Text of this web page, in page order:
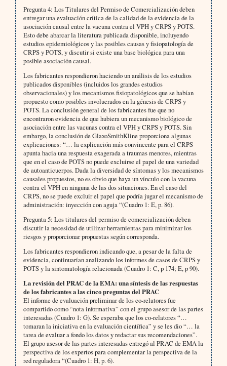
Pregunta 4: Los Titulares del Permiso de Comercialización deben
entregar una evaluación crítica de la calidad de la evidencia de la
asociación causal entre la vacuna contra el VPH y CRPS y POTS.
Esto debe abarcar la literatura publicada disponible, incluyendo
estudios epidemiológicos y las posibles causas y fisiopatología de
CRPS y POTS, y discutir si existe una base biológica para una
posible asociación causal.
Los fabricantes respondieron haciendo un análisis de los estudios
publicados disponibles (incluidos los grandes estudios
observacionales) y los mecanismos fisiopatológicos que se habían
propuesto como posibles involucrados en la génesis de CRPS y
POTS. La conclusión general de los fabricantes fue que no
encontraron evidencia de que hubiera un mecanismo biológico de
asociación entre las vacunas contra el VPH y CRPS y POTS. Sin
embargo, la conclusión de GlaxoSmithKline proporciona algunas
explicaciones: “… la explicación más convincente para el CRPS
apunta hacia una respuesta exagerada a traumas menores, mientras
que en el caso de POTS no puede excluirse el papel de una variedad
de autoanticuerpos. Dada la diversidad de síntomas y los mecanismos
causales propuestos, no es obvio que haya un vínculo con la vacuna
contra el VPH en ninguna de las dos situaciones. En el caso del
CRPS, no se puede excluir el papel que podría jugar el mecanismo de
administración: inyección con aguja “(Cuadro 1: E, p. 86).
Pregunta 5: Los titulares del permiso de comercialización deben
discutir la necesidad de utilizar herramientas para minimizar los
riesgos y proporcionar propuestas según corresponda.
Los fabricantes respondieron indicando que, a pesar de la falta de
evidencia, continuarían analizando los informes de casos de CRPS y
POTS y la sintomatología relacionada (Cuadro 1: C, p 174; E, p 90).
La revisión del PRAC de la EMA: una síntesis de las respuestas
de los fabricantes a las cinco preguntas del PRAC
El informe de evaluación preliminar de los co-relatores fue
compartido como “nota informativa” con el grupo asesor de las partes
interesadas (Cuadro 1: G). Se esperaba que los co-relatores “…
tomaran la iniciativa en la evaluación científica” y se les dio “… la
tarea de evaluar a fondo los datos y redactar sus recomendaciones”.
El grupo asesor de las partes interesadas entregó al PRAC de EMA la
perspectiva de los expertos para complementar la perspectiva de la
red reguladora “(Cuadro 1: H, p. 6).